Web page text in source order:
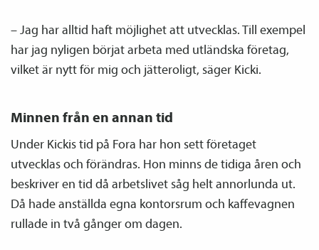
– Jag har alltid haft möjlighet att utvecklas. Till exempel
har jag nyligen börjat arbeta med utländska företag,
vilket är nytt för mig och jätteroligt, säger Kicki.
Minnen från en annan tid
Under Kickis tid på Fora har hon sett företaget
utvecklas och förändras. Hon minns de tidiga åren och
beskriver en tid då arbetslivet såg helt annorlunda ut.
Då hade anställda egna kontorsrum och kaffevagnen
rullade in två gånger om dagen.